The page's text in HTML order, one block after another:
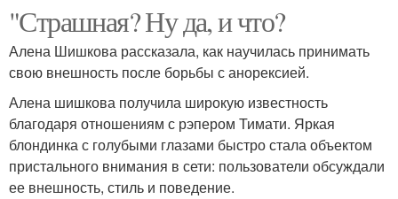
"Страшная? Ну да, и что?
Алена Шишкова рассказала, как научилась принимать
свою внешность после борьбы с анорексией.
Алена шишкова получила широкую известность
благодаря отношениям с рэпером Тимати. Яркая
блондинка с голубыми глазами быстро стала объектом
пристального внимания в сети: пользователи обсуждали
ее внешность, стиль и поведение.